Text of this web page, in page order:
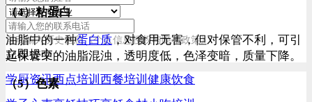
（4）粘蛋白
油脂中的一种蛋白质，对食用无害，但对保管不利，可引
起保管中的油脂混浊，透明度低，色泽变暗，质量下降。
（5）色素
自动输入历史信息《个人信息授权与隐私政策》
立即提交
学厨资讯西点培训 西餐培训 健康饮食